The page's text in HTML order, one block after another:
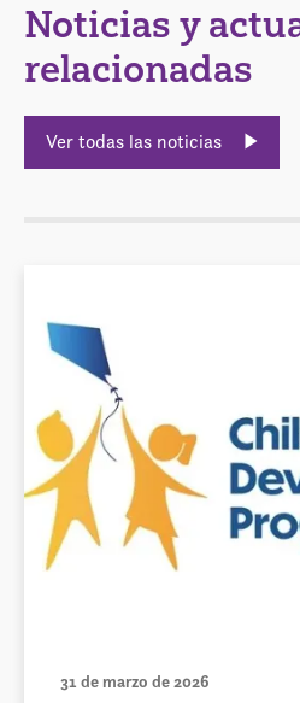
Noticias y
relacionadas
Ver todas las noticias
31 de marzo de 2026